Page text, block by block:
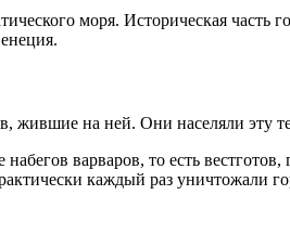
моря. Историческая
жившие на ней. Они населяли эту
варваров, то есть
каждый раз уничтожали